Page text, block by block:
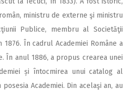
ministru de externe şi ministru
Publice, membru al Societăţii
1876. În cadrul Academiei Române a
În anul 1886, a propus crearea unei
și întocmirea unui catalog al
Academiei. Din acelaşi an, au